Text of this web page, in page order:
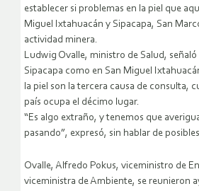
establecer si problemas en la piel que
Miguel Ixtahuacán y Sipacapa, San
actividad minera.
Ludwig Ovalle, ministro de Salud,
Sipacapa como en San Miguel
la piel son la tercera causa de consulta,
país ocupa el décimo lugar.
“Es algo extraño, y tenemos que
pasando”, expresó, sin hablar de
Ovalle, Alfredo Pokus, viceministro de
viceministra de Ambiente, se reunieron